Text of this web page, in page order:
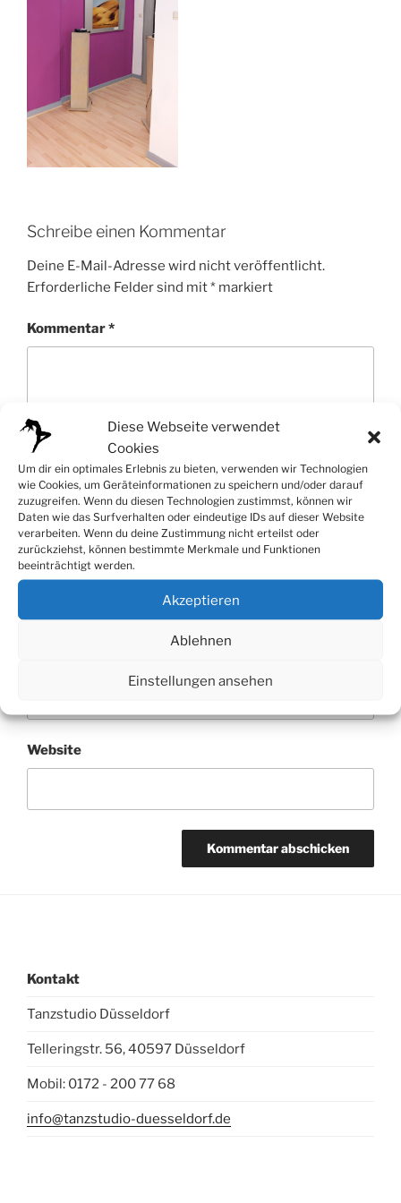
Diese Webseite verwendet
Cookies
Um dir ein optimales Erlebnis zu bieten, verwenden wir Technologien
wie Cookies, um Geräteinformationen zu speichern und/oder darauf
zuzugreifen. Wenn du diesen Technologien zustimmst, können wir
Daten wie das Surfverhalten oder eindeutige IDs auf dieser Website
verarbeiten. Wenn du deine Zustimmung nicht erteilst oder
zurückziehst, können bestimmte Merkmale und Funktionen
beeinträchtigt werden.
Akzeptieren
Ablehnen
Einstellungen ansehen
Schreibe einen Kommentar
Deine E-Mail-Adresse wird nicht veröffentlicht.
Erforderliche Felder sind mit* markiert
Kommentar*
Name*
Website
Kontakt
Tanzstudio Düsseldorf
Telleringstr. 56, 40597 Düsseldorf
Mobil: 0172 - 200 77 68
info@tanzstudio-duesseldorf.de